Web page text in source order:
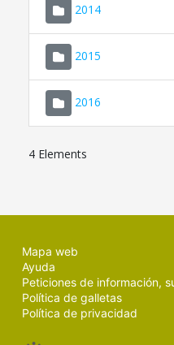
2014
2015
2016
4 Elements
Mapa web
Ayuda
Peticiones de información,
Política de galletas
Política de privacidad